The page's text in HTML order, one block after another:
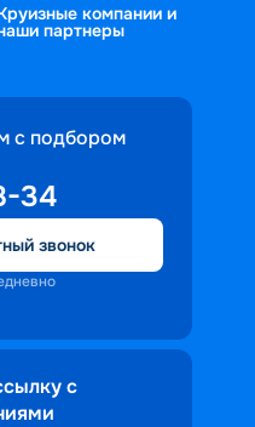
компании и
партнеры
с подбором
34
звонок
с